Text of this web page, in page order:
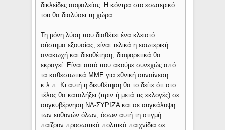
δικλείδες ασφαλείας. Η κόντρα στο εσωτερικό
του θα διαλύσει τη χώρα.
Τη μόνη λύση που διαθέτει ένα κλειστό
σύστημα εξουσίας, είναι τελικά η εσωτερική
ανακωχή και διευθέτηση, διαφορετικά θα
εκραγεί. Είναι αυτό που ακούμε συνεχώς από
τα καθεστωτικά ΜΜΕ για εθνική συναίνεση
κ.λ.π. Κι αυτή η διευθέτηση θα το δείτε ότι στο
τέλος θα καταλήξει (πριν ή μετά τις εκλογές) σε
συγκυβέρνηση ΝΔ-ΣΥΡΙΖΑ και σε συγκάλυψη
των ευθυνών όλων, όσων αυτή τη στιγμή
παίζουν προσωπικά πολιτικά παιχνίδια σε